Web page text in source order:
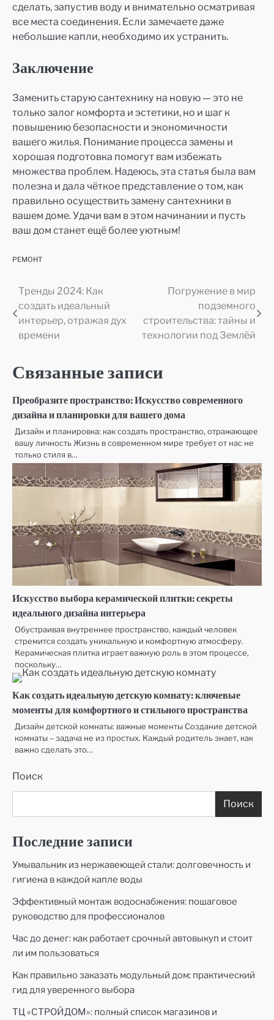
сделать, запустив воду и внимательно осматривая
все места соединения. Если замечаете даже
небольшие капли, необходимо их устранить.
Заключение
Заменить старую сантехнику на новую — это не
только залог комфорта и эстетики, но и шаг к
повышению безопасности и экономичности
вашего жилья. Понимание процесса замены и
хорошая подготовка помогут вам избежать
множества проблем. Надеюсь, эта статья была вам
полезна и дала чёткое представление о том, как
правильно осуществить замену сантехники в
вашем доме. Удачи вам в этом начинании и пусть
ваш дом станет ещё более уютным!
РЕМОНТ
Навигация
по
записям
Тренды 2024: Как
создать идеальный
интерьер, отражая дух
времени
Погружение в мир
подземного
строительства: тайны и
технологии под Землёй
Связанные записи
Преобразите пространство: Искусство современного
дизайна и планировки для вашего дома
Дизайн и планировка: как создать пространство, отражающее
вашу личность Жизнь в современном мире требует от нас не
только стиля в…
Искусство выбора керамической плитки: секреты
идеального дизайна интерьера
Обустраивая внутреннее пространство, каждый человек
стремится создать уникальную и комфортную атмосферу.
Керамическая плитка играет важную роль в этом процессе,
поскольку…
Как создать идеальную детскую комнату: ключевые
моменты для комфортного и стильного пространства
Дизайн детской комнаты: важные моменты Создание детской
комнаты – задача не из простых. Каждый родитель знает, как
важно сделать это…
Поиск
Поиск
Последние записи
Умывальник из нержавеющей стали: долговечность и
гигиена в каждой капле воды
Эффективный монтаж водоснабжения: пошаговое
руководство для профессионалов
Час до денег: как работает срочный автовыкуп и стоит
ли им пользоваться
Как правильно заказать модульный дом: практический
гид для уверенного выбора
ТЦ «СТРОЙДОМ»: полный список магазинов и